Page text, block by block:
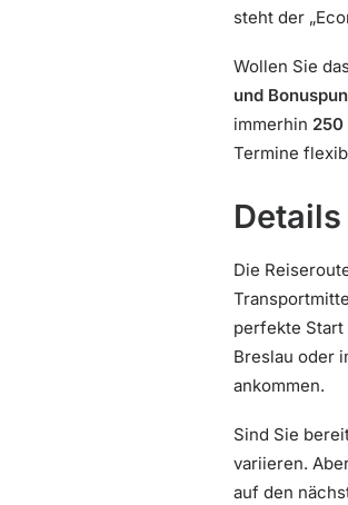
steht der
Wollen Sie
und
immerhin 250
Termine
Die
perfekte Start
Breslau oder
ankommen.
Sind Sie
variieren.
auf den